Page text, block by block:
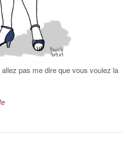
pas me dire que vous voulez la